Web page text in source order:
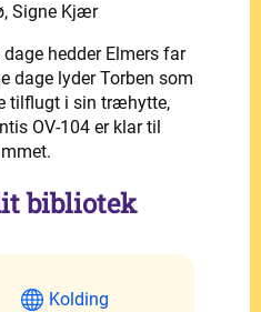
Signe Kjær
hedder Elmers far
dage lyder Torben som
tilflugt i sin træhytte,
OV-104 er klar til
bibliotek
Kolding